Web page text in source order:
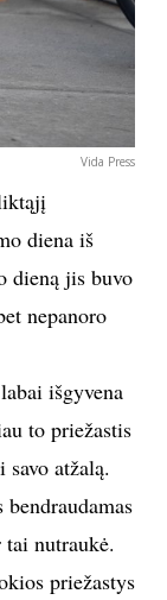
Vida Press
diena iš
dieną jis buvo
nepanoro
išgyvena
to priežastis
atžalą.
nutraukė.
priežastys